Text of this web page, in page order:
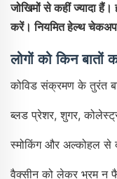
जोखिमों से कहीं ज्यादा
करें। नियमित हेल्थ
लोगों को किन बातों
कोविड संक्रमण के तुरंत
ब्लड प्रेशर, शुगर,
स्मोकिंग और अल्कोहल से
वैक्सीन को लेकर भ्रम न